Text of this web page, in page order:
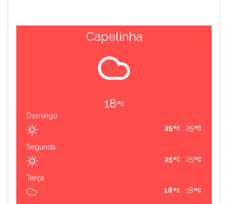
Capelinha
18
Domingo
25
25
Segunda
25
25
Terça
18
18